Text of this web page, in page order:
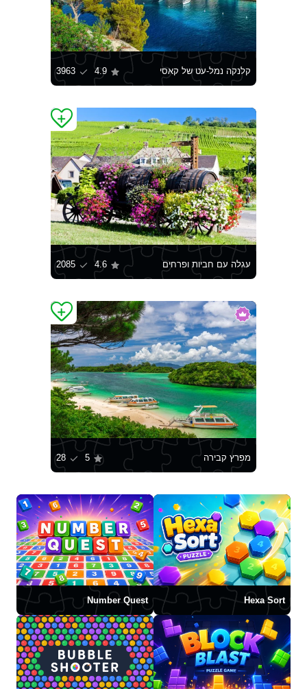
קלנקה נמל-עט של קאסי 4.9
3963
עגלה עם חביות ופרחים 4.6
2085
מפרץ קבירה 5
28
Hexa Sort
Number Quest